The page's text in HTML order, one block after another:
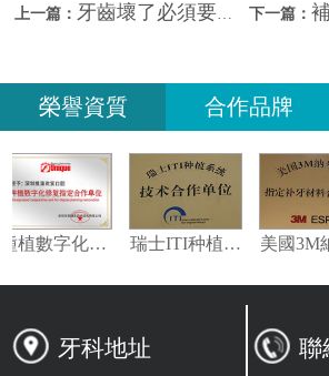
上一篇： 牙齒壞了必須要拔嗎？深圳拔牙哪間好？ 下一篇： 補
榮譽資質 合作品牌
牙科地址 聯